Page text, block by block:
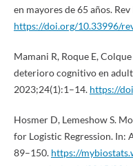
en mayores de 65 años.
https://doi.org/10.33996/
Mamani R, Roque E,
deterioro cognitivo en
2023;24(1):1–14. https://
Hosmer D, Lemeshow S.
for Logistic Regression. In:
89–150. https://